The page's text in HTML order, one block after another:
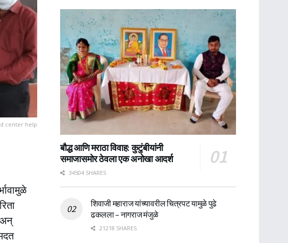
center help
बौद्ध आणि मराठा विवाह: कुटुंबीयांनी
समाजासमोर ठेवला एक अनोखा आदर्श
34504 SHARES
शिवाजी महाराज यांच्यावरील चित्रपट यामुळे पुढे
ढकलला – नागराज मंजुळे
21218 SHARES